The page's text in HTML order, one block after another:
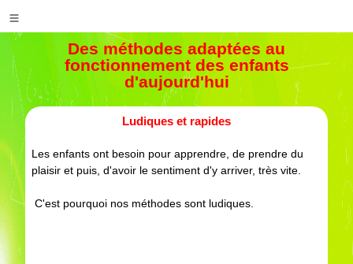
Des méthodes adaptées au
fonctionnement des enfants
d'aujourd'hui
Ludiques et rapides
Les enfants ont besoin pour apprendre, de prendre du
plaisir et puis, d'avoir le sentiment d'y arriver, très vite.
C'est pourquoi nos méthodes sont ludiques.